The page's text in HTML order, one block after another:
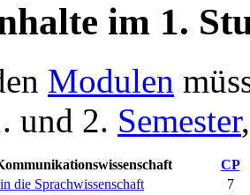
im 1.
Modulen
und 2. Semester
CP
die Sprachwissenschaft
7